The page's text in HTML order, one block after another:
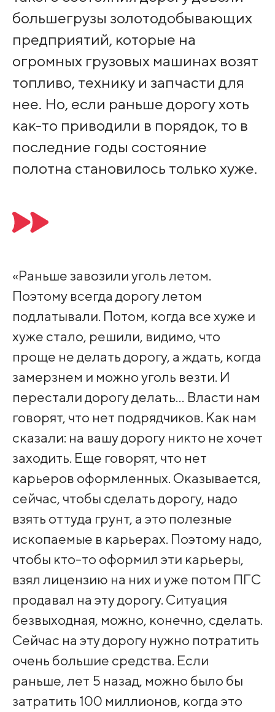
большегрузы золотодобывающих
предприятий, которые на
огромных грузовых машинах возят
топливо, технику и запчасти для
нее. Но, если раньше дорогу хоть
как-то приводили в порядок, то в
последние годы состояние
полотна становилось только хуже.
«Раньше завозили уголь летом.
Поэтому всегда дорогу летом
подлатывали. Потом, когда все хуже и
хуже стало, решили, видимо, что
проще не делать дорогу, а ждать, когда
замерзнем и можно уголь везти. И
перестали дорогу делать… Власти нам
говорят, что нет подрядчиков. Как нам
сказали: на вашу дорогу никто не хочет
заходить. Еще говорят, что нет
карьеров оформленных. Оказывается,
сейчас, чтобы сделать дорогу, надо
взять оттуда грунт, а это полезные
ископаемые в карьерах. Поэтому надо,
чтобы кто-то оформил эти карьеры,
взял лицензию на них и уже потом ПГС
продавал на эту дорогу. Ситуация
безвыходная, можно, конечно, сделать.
Сейчас на эту дорогу нужно потратить
очень большие средства. Если
раньше, лет 5 назад, можно было бы
затратить 100 миллионов, когда это